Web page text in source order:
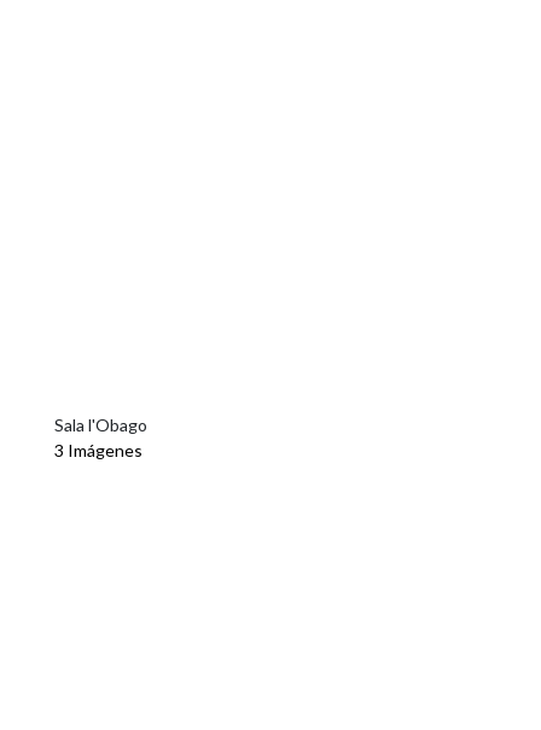
Sala l'Obago
3 Imágenes